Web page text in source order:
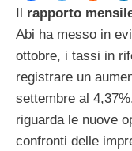
Il rapporto
Abi ha messo in
ottobre, i tassi in
registrare un
settembre al
riguarda le nuove
confronti delle